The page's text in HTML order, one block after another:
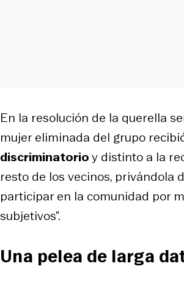
En la resolución de la querella
mujer eliminada del grupo
discriminatorioy distinto a la
resto de los vecinos, privándola
participar en la comunidad por
subjetivos”.
Una pelea de larga